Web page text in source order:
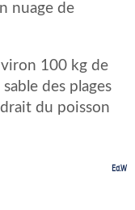
nuage de
100 kg de
des plages
du poisson
Ed.W